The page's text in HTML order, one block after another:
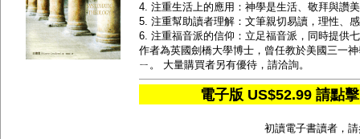
4. 注重生活上的應用：神學是生活、敬拜與讚
5. 注重幫助讀者理解：文筆親切易讀，理性、
6. 注重福音派的信仰：立足福音派，同時提供
作者為英國劍橋大學博士，曾任教於美國三一
ㄧ。 大量購買者另有優待，請洽詢。
電子版 US$52.99 請點
初讀電子書讀者，